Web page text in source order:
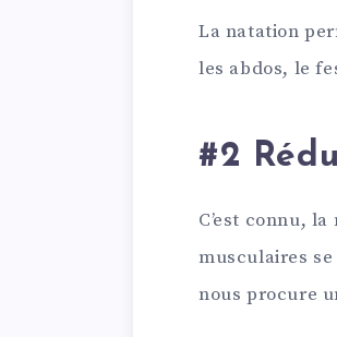
La natation
les abdos, le
#2
C’est connu,
musculaires
nous procure